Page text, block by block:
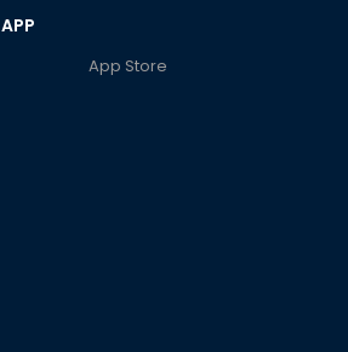
App Store